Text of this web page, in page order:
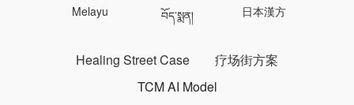
Melayu བོད་སྨན། 日本漢方
Healing Street Case
疗场街方案
TCM AI Model